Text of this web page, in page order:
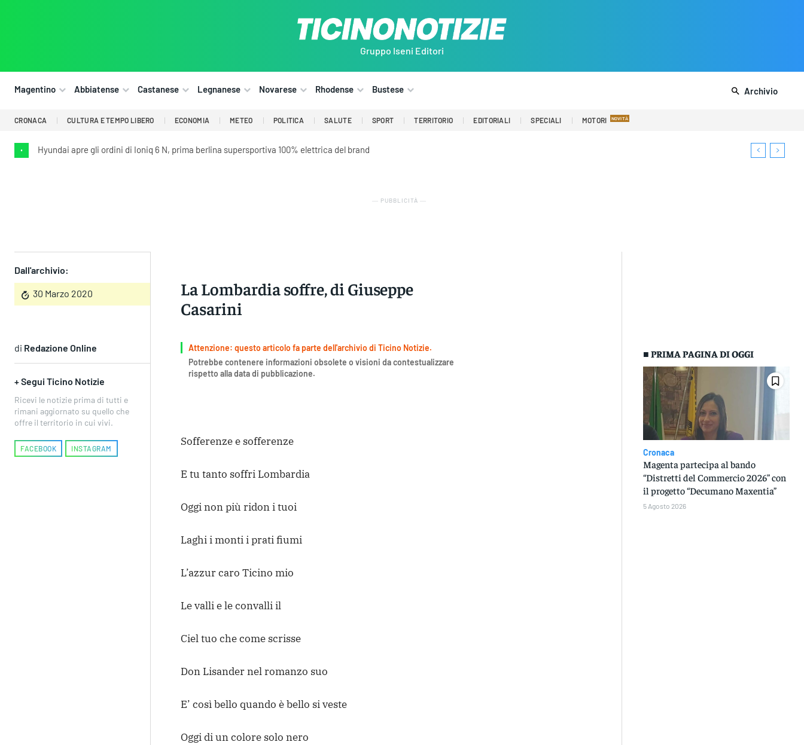
Gruppo Iseni Editori
Magentino Abbiatense Castanese Legnanese Novarese Rhodense Bustese Archivio
CRONACA CULTURA E TEMPO LIBERO ECONOMIA METEO POLITICA SALUTE SPORT TERRITORIO EDITORIALI SPECIALI MOTORI
• Hyundai apre gli ordini di Ioniq 6 N, prima berlina supersportiva 100% elettrica del brand
― PUBBLICITÀ ―
Dall'archivio:
30 Marzo 2020
La Lombardia soffre, di Giuseppe
Casarini
di Redazione Online
+ Segui Ticino Notizie
Ricevi le notizie prima di tutti e
rimani aggiornato su quello che
offre il territorio in cui vivi.
FACEBOOK INSTAGRAM
Attenzione: questo articolo fa parte dell'archivio di Ticino Notizie.
Potrebbe contenere informazioni obsolete o visioni da contestualizzare
rispetto alla data di pubblicazione.
Sofferenze e sofferenze
E tu tanto soffri Lombardia
Oggi non più ridon i tuoi
Laghi i monti i prati fiumi
L’azzur caro Ticino mio
Le valli e le convalli il
Ciel tuo che come scrisse
Don Lisander nel romanzo suo
E’ così bello quando è bello si veste
Oggi di un colore solo nero
■ PRIMA PAGINA DI OGGI
Cronaca
Magenta partecipa al bando
“Distretti del Commercio 2026” con
il progetto “Decumano Maxentia”
5 Agosto 2026